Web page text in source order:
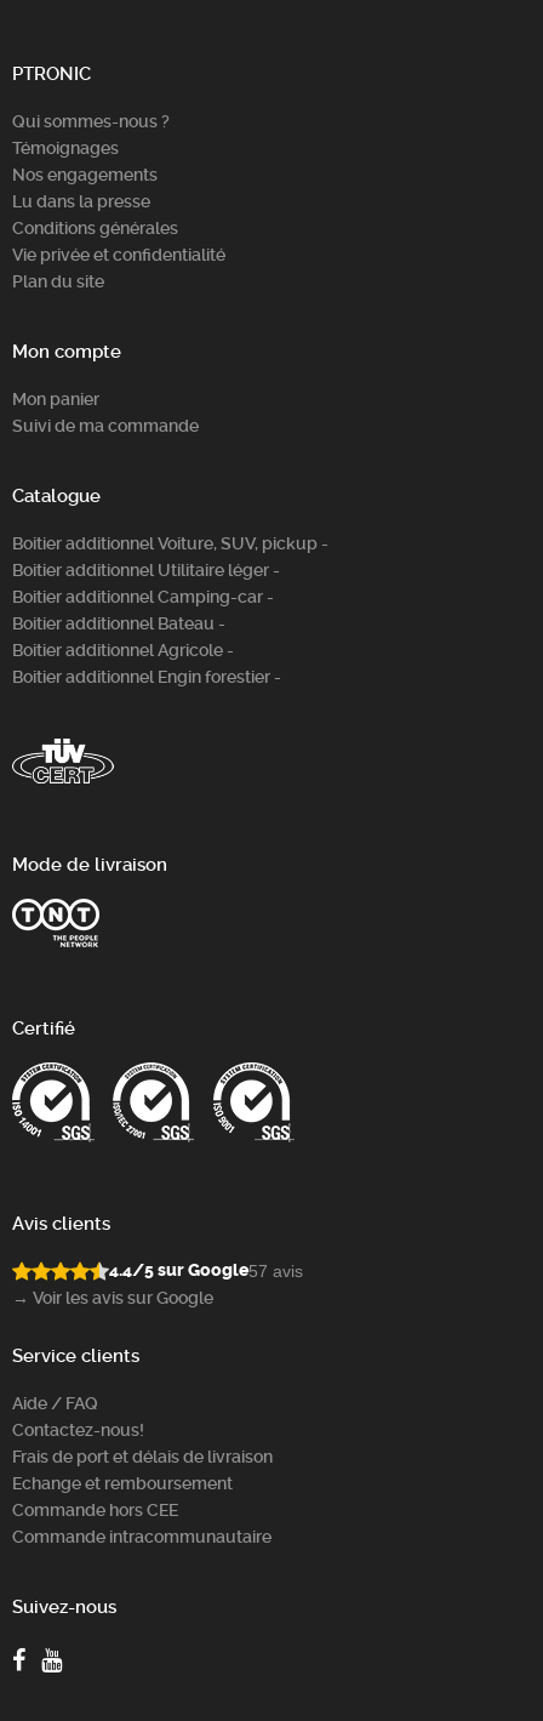
PTRONIC
Qui sommes-nous ?
Témoignages
Nos engagements
Lu dans la presse
Conditions générales
Vie privée et confidentialité
Plan du site
Mon compte
Mon panier
Suivi de ma commande
Catalogue
Boitier additionnel Voiture, SUV, pickup -
Boitier additionnel Utilitaire léger -
Boitier additionnel Camping-car -
Boitier additionnel Bateau -
Boitier additionnel Agricole -
Boitier additionnel Engin forestier -
Mode de livraison
Certifié
Avis clients
4.4/5 sur Google57 avis
→ Voir les avis sur Google
Service clients
Aide / FAQ
Contactez-nous!
Frais de port et délais de livraison
Echange et remboursement
Commande hors CEE
Commande intracommunautaire
Suivez-nous